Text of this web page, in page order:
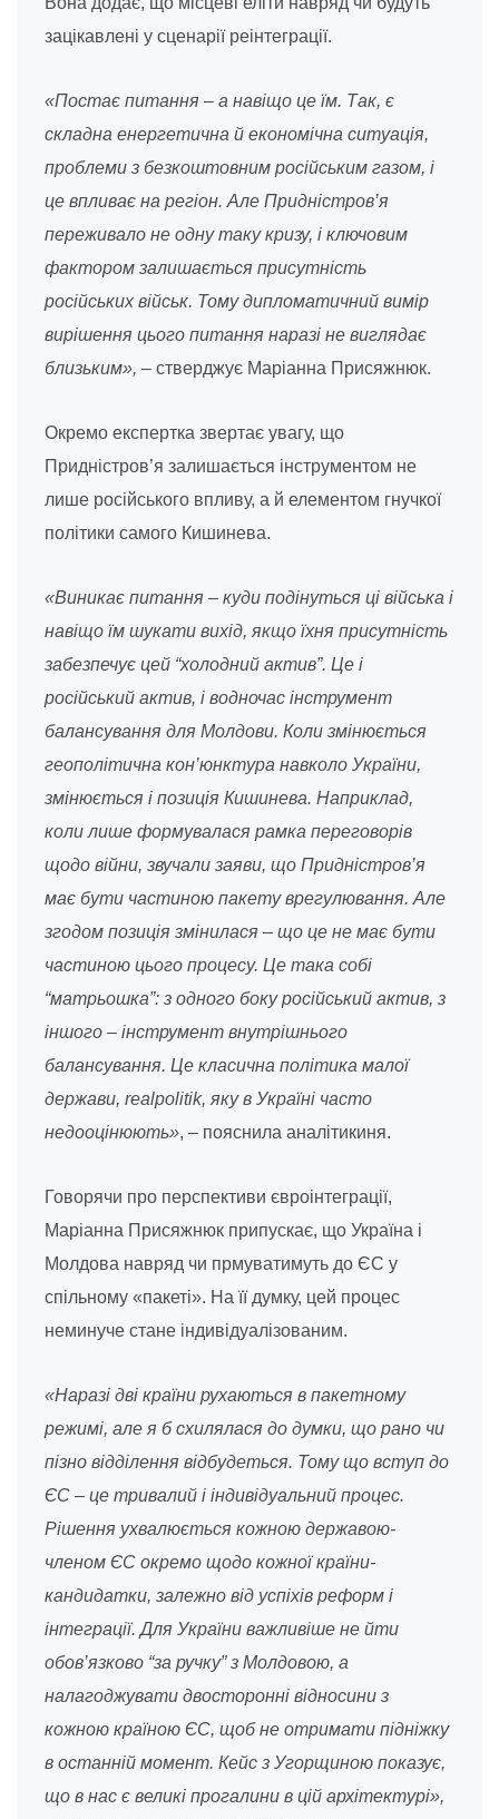
зацікавлені у сценарії реінтеграції.
«Постає питання – а навіщо це їм. Так, є
складна енергетична й економічна ситуація,
проблеми з безкоштовним російським газом, і
це впливає на регіон. Але Придністров’я
переживало не одну таку кризу, і ключовим
фактором залишається присутність
російських військ. Тому дипломатичний вимір
вирішення цього питання наразі не виглядає
близьким», – стверджує Маріанна Присяжнюк.
Окремо експертка звертає увагу, що
Придністров’я залишається інструментом не
лише російського впливу, а й елементом гнучкої
політики самого Кишинева.
«Виникає питання – куди подінуться ці війська і
навіщо їм шукати вихід, якщо їхня присутність
забезпечує цей “холодний актив”. Це і
російський актив, і водночас інструмент
балансування для Молдови. Коли змінюється
геополітична кон’юнктура навколо України,
змінюється і позиція Кишинева. Наприклад,
коли лише формувалася рамка переговорів
щодо війни, звучали заяви, що Придністров’я
має бути частиною пакету врегулювання. Але
згодом позиція змінилася – що це не має бути
частиною цього процесу. Це така собі
“матрьошка”: з одного боку російський актив, з
іншого – інструмент внутрішнього
балансування. Це класична політика малої
держави, realpolitik, яку в Україні часто
недооцінюють», – пояснила аналітикиня.
Говорячи про перспективи євроінтеграції,
Маріанна Присяжнюк припускає, що Україна і
Молдова навряд чи прмуватимуть до ЄС у
спільному «пакеті». На її думку, цей процес
неминуче стане індивідуалізованим.
«Наразі дві країни рухаються в пакетному
режимі, але я б схилялася до думки, що рано чи
пізно відділення відбудеться. Тому що вступ до
ЄС – це тривалий і індивідуальний процес.
Рішення ухвалюється кожною державою-
членом ЄС окремо щодо кожної країни-
кандидатки, залежно від успіхів реформ і
інтеграції. Для України важливіше не йти
обов’язково “за ручку” з Молдовою, а
налагоджувати двосторонні відносини з
кожною країною ЄС, щоб не отримати підніжку
в останній момент. Кейс з Угорщиною показує,
що в нас є великі прогалини в цій архітектурі»,